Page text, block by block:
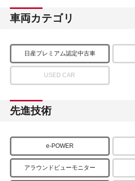
車両カテゴリ
日産プレミアム認定中古車
USED CAR
先進技術
e-POWER
アラウンドビューモニター